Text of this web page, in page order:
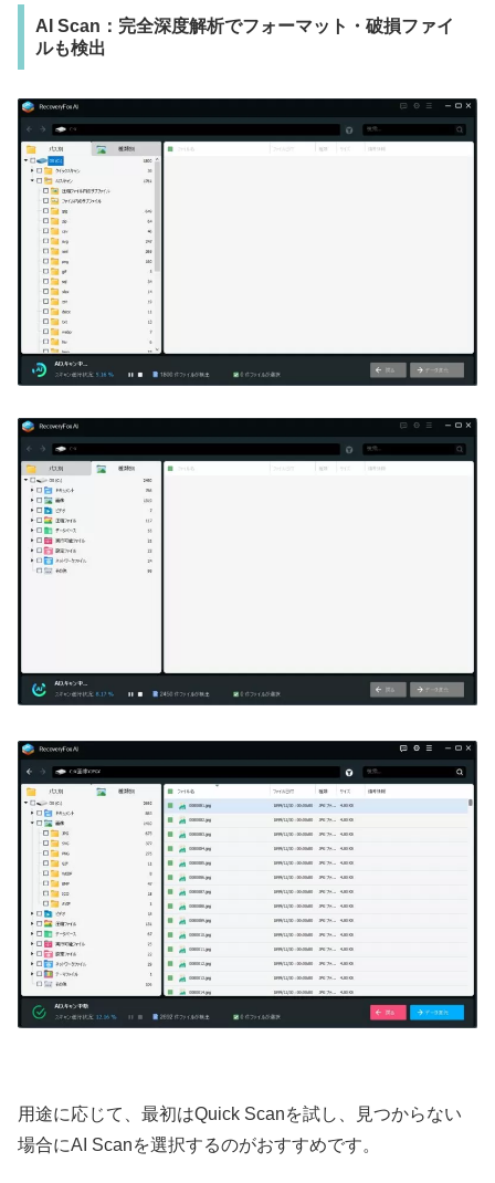
AI Scan：完全深度解析でフォーマット・破損ファイ
ルも検出
用途に応じて、最初はQuick Scanを試し、見つからない
場合にAI Scanを選択するのがおすすめです。